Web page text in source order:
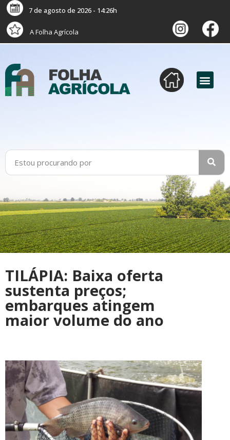
7 de agosto de 2026 - 14:26h
A Folha Agrícola
TILÁPIA: Baixa oferta
sustenta preços;
embarques atingem
maior volume do ano